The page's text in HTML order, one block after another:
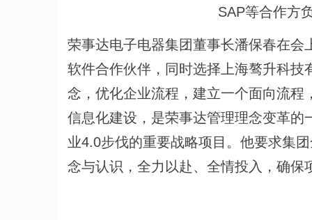
SAP等合作方
荣事达电子电器集团董事长潘保春在
软件合作伙伴，同时选择上海骜升科
念，优化企业流程，建立一个面向流
信息化建设，是荣事达管理理念变革
业4.0步伐的重要战略项目。他要求集
念与认识，全力以赴、全情投入，确保